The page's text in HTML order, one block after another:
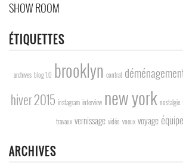
SHOW ROOM
ÉTIQUETTES
archives blog 1.0 brooklyn contrat
hiver 2015 instagram interview new york nostalgie
travaux vernissage vidéo voeux voyage équipe
ARCHIVES